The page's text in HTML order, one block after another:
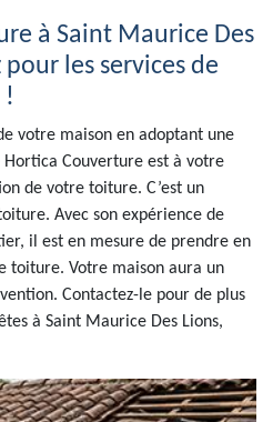
à Saint Maurice Des
les services de
!
votre maison en adoptant une
Couverture est à votre
de votre toiture. C’est un
Avec son expérience de
il est en mesure de prendre en
toiture. Votre maison aura un
Contactez-le pour de plus
à Saint Maurice Des Lions,